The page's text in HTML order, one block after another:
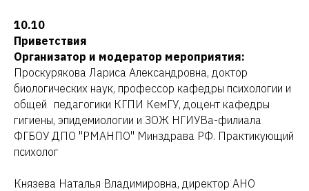
10.10
Приветствия
Организатор и модератор мероприятия:
Проскурякова Лариса Александровна, доктор
биологических наук, профессор кафедры психологии и
общей педагогики КГПИ КемГУ, доцент кафедры
гигиены, эпидемиологии и ЗОЖ НГИУВа-филиала
ФГБОУ ДПО "РМАНПО" Минздрава РФ. Практикующий
психолог
Князева Наталья Владимировна, директор АНО